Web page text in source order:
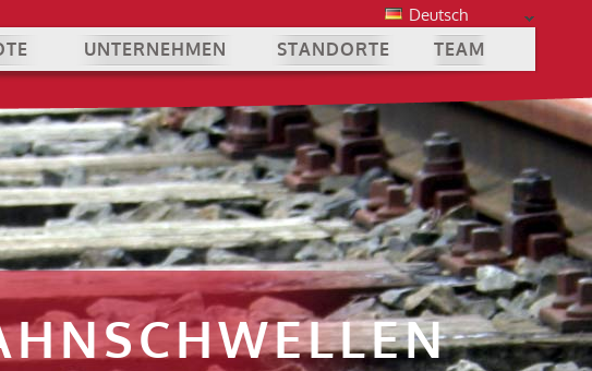
Deutsch
UNTERNEHMEN STANDORTE TEAM